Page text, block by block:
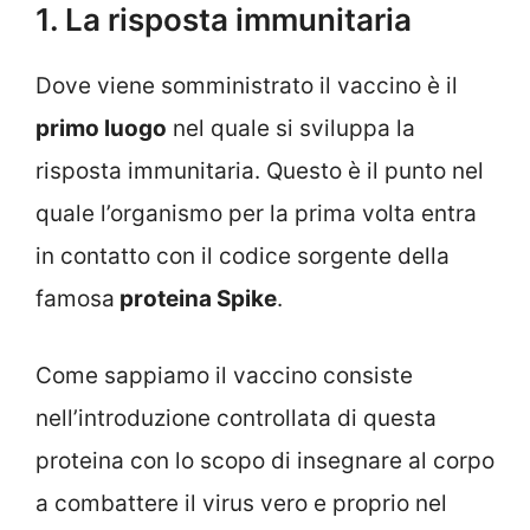
1. La risposta immunitaria
Dove viene somministrato il vaccino è il
primo luogo nel quale si sviluppa la
risposta immunitaria. Questo è il punto nel
quale l’organismo per la prima volta entra
in contatto con il codice sorgente della
famosa proteina Spike.
Come sappiamo il vaccino consiste
nell’introduzione controllata di questa
proteina con lo scopo di insegnare al corpo
a combattere il virus vero e proprio nel